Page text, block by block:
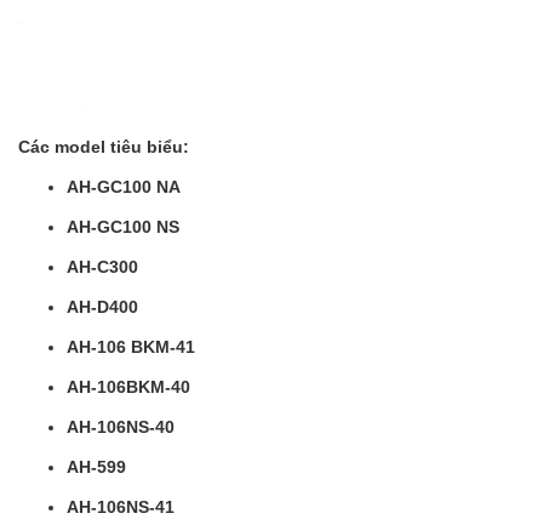
Các model tiêu biểu:
AH-GC100 NA
AH-GC100 NS
AH-C300
AH-D400
AH-106 BKM-41
AH-106BKM-40
AH-106NS-40
AH-599
AH-106NS-41